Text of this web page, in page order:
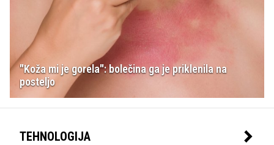
"Koža mi je gorela": bolečina ga je priklenila na
posteljo
TEHNOLOGIJA